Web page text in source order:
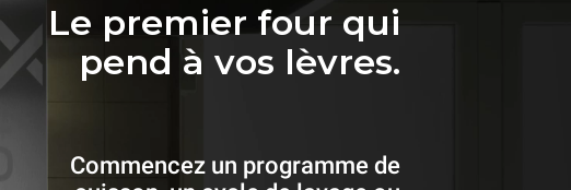
Le premier four qui
pend à vos lèvres.
Commencez un programme de